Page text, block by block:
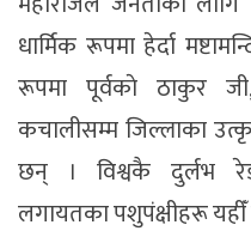
धार्मिक रूपमा हेर्दा
रूपमा पूर्वकाे ठाकुर
कचालीसम्म जिल्लाका
छन् । विश्वकै दुर्लभ
लगायतका पशुपंक्षीहरू यहीँ